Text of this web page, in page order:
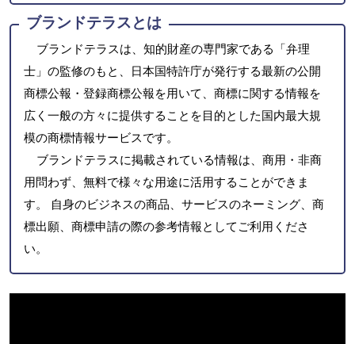
ブランドテラスとは
ブランドテラスは、知的財産の専門家である「弁理
士」の監修のもと、日本国特許庁が発行する最新の公開
商標公報・登録商標公報を用いて、商標に関する情報を
広く一般の方々に提供することを目的とした国内最大規
模の商標情報サービスです。
ブランドテラスに掲載されている情報は、商用・非商
用問わず、無料で様々な用途に活用することができま
す。 自身のビジネスの商品、サービスのネーミング、商
標出願、商標申請の際の参考情報としてご利用くださ
い。